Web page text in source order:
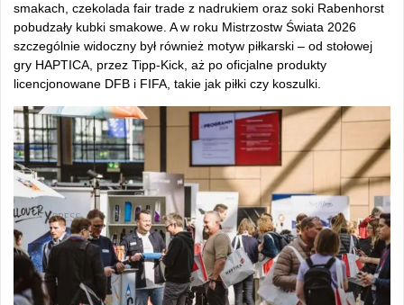
smakach, czekolada fair trade z nadrukiem oraz soki Rabenhorst
pobudzały kubki smakowe. A w roku Mistrzostw Świata 2026
szczególnie widoczny był również motyw piłkarski – od stołowej
gry HAPTICA, przez Tipp-Kick, aż po oficjalne produkty
licencjonowane DFB i FIFA, takie jak piłki czy koszulki.